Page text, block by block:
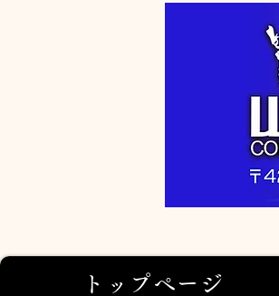
トップページ